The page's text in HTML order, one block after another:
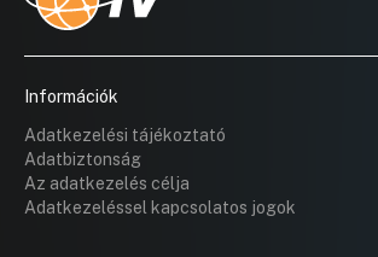
Információk
Adatkezelési tájékoztató
Adatbiztonság
Az adatkezelés célja
Adatkezeléssel kapcsolatos jogok